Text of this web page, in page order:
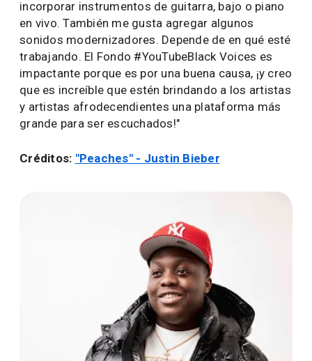
incorporar instrumentos de guitarra, bajo o piano
en vivo. También me gusta agregar algunos
sonidos modernizadores. Depende de en qué esté
trabajando. El Fondo #YouTubeBlack Voices es
impactante porque es por una buena causa, ¡y creo
que es increíble que estén brindando a los artistas
y artistas afrodecendientes una plataforma más
grande para ser escuchados!"
Créditos: "Peaches" - Justin Bieber